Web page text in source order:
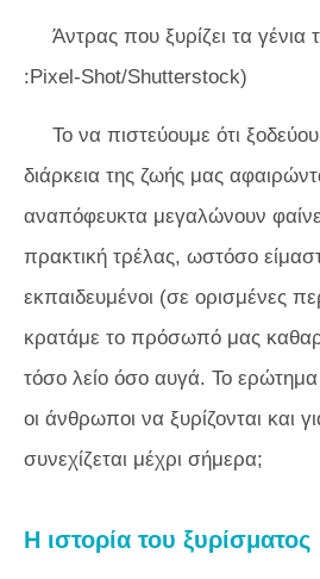
Άντρας που ξυρίζει τα
:Pixel-Shot/Shutterstock)
Το να πιστεύουμε ότι
διάρκεια της ζωής μας
αναπόφευκτα μεγαλώνουν
πρακτική τρέλας, ωστόσο
εκπαιδευμένοι (σε ​​ορισμένες
κρατάμε το πρόσωπό μας
τόσο λείο όσο αυγά. Το ερώτημα
οι άνθρωποι να ξυρίζονται και
συνεχίζεται μέχρι σήμερα;
Η ιστορία του ξυρίσματος